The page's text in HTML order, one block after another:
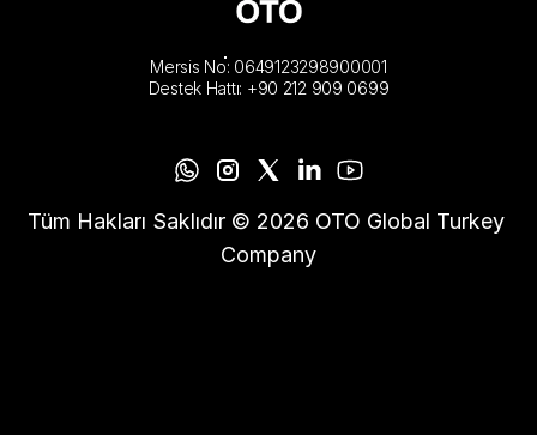
Mersis No: 0649123298900001
Destek Hattı: +90 212 909 0699
Tüm Hakları Saklıdır © 2026 OTO Global Turkey
Company